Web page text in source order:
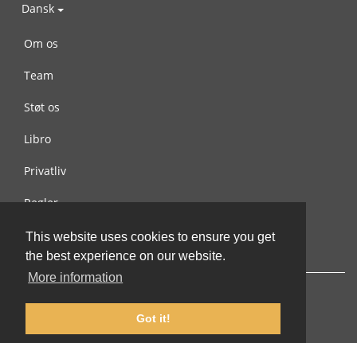
This website uses cookies to ensure you get
the best experience on our website.
More information
Got it!
Dansk
Om os
Team
Støt os
Libro
Privatliv
Regler
Kontakt os
© 2002-2026 lernu.net |Impressum